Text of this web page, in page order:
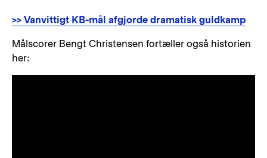
>> Vanvittigt KB-mål afgjorde dramatisk guldkamp
Målscorer Bengt Christensen fortæller også historien
her: